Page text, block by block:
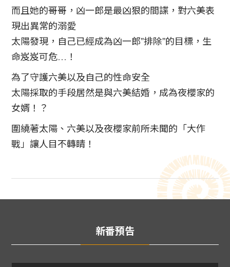
而且她的哥哥，凶一郎是最凶狠的間諜，對六美表
現出異常的溺愛
太陽發現，自己已經成為凶一郎”排除”的目標，生
命岌岌可危…！
為了守護六美以及自己的性命安全
太陽採取的手段居然是與六美結婚，成為夜櫻家的
女婿！？
圍繞著太陽、六美以及夜櫻家前所未聞的「大作
戰」讓人目不轉睛！
新番預告